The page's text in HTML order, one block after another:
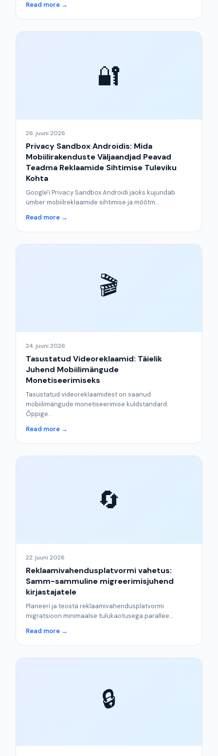
Read more →
🔐
26. juuni 2026
Privacy Sandbox Androidis: Mida
Mobiilirakenduste Väljaandjad Peavad
Teadma Reklaamide Sihtimise Tuleviku
Kohta
Google'i Privacy Sandbox Androidi jaoks kujundab
ümber mobiilreklaamide sihtimise ja mõõtm...
Read more →
🎬
24. juuni 2026
Tasustatud Videoreklaamid: Täielik
Juhend Mobiilimängude
Monetiseerimiseks
Tasustatud videoreklaamidest on saanud
mobiilimängude monetiseerimise kuldstandard.
Õppige...
Read more →
🔄
22. juuni 2026
Reklaamivahendusplatvormi vahetus:
Samm-sammuline migreerimisjuhend
kirjastajatele
Planeeri ja teosta reklaamivahendusplatvormi
migratsioon minimaalse tulukaotusega parallee...
Read more →
🔒